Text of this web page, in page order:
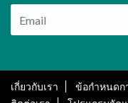
เกี่ยวกับเรา ข้อกำหนดก